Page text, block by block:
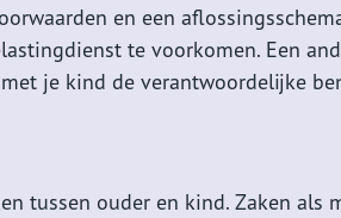
en een
te voorkomen. Een
je kind de verantwoordelijke
tussen ouder en kind. Zaken als